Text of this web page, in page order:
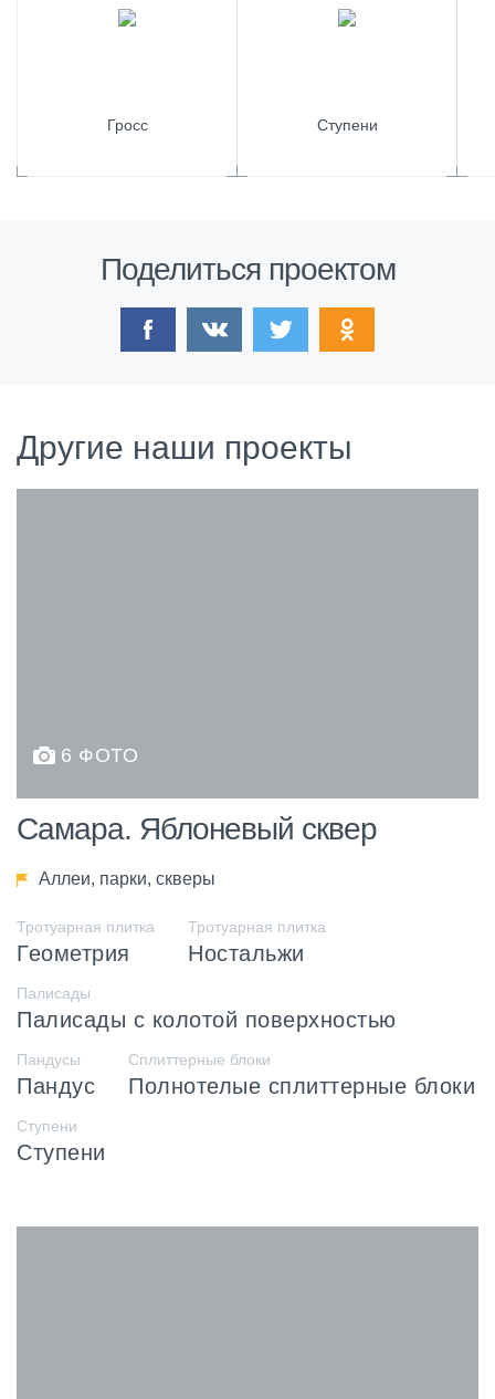
Гросс Ступени
Поделиться проектом
Другие наши проекты
6 ФОТО
Самара. Яблоневый сквер
Аллеи, парки, скверы
Тротуарная плитка
Геометрия
Тротуарная плитка
Ностальжи
Палисады
Палисады с колотой поверхностью
Пандусы
Пандус
Сплиттерные блоки
Полнотелые сплиттерные блоки
Ступени
Ступени